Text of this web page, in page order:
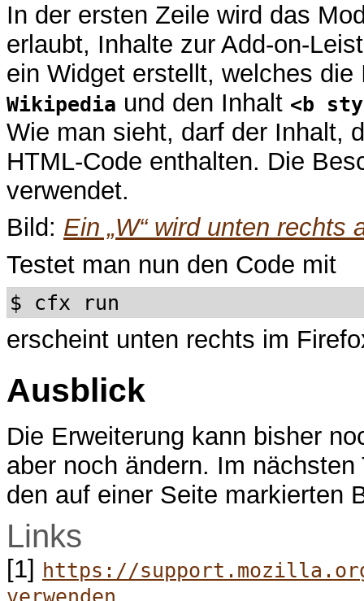
In der ersten Zeile wird das
erlaubt, Inhalte zur Add-on-
ein Widget erstellt, welches
Wikipedia und den Inhalt <b
Wie man sieht, darf der Inhalt,
HTML-Code enthalten. Die
verwendet.
Bild: Ein „W“ wird unten
Testet man nun den Code mit
$ cfx run
erscheint unten rechts im
Ausblick
Die Erweiterung kann bisher
aber noch ändern. Im
den auf einer Seite markierten
Links
[1] https://
verwenden